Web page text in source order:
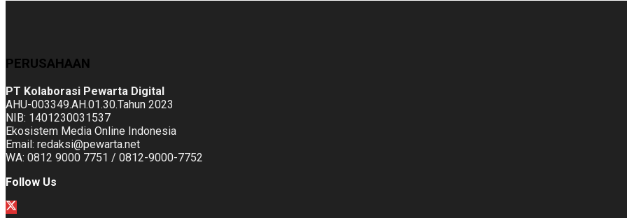
PERUSAHAAN
PT Kolaborasi Pewarta Digital
AHU-003349.AH.01.30.Tahun 2023
NIB: 1401230031537
Ekosistem Media Online Indonesia
Email: redaksi@pewarta.net
WA: 0812 9000 7751 / 0812-9000-7752
Follow Us